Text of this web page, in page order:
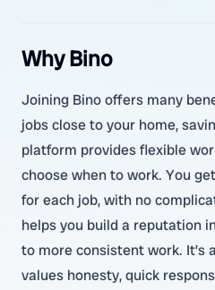
Why Bino
Joining Bino offers many
jobs close to your home,
platform provides flexible
choose when to work. You
for each job, with no
helps you build a reputation
to more consistent work.
values honesty, quick